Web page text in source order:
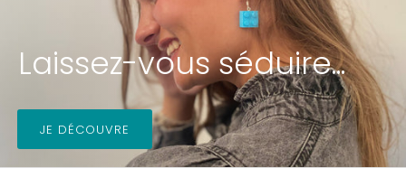
Laissez-vous séduire...
JE DÉCOUVRE